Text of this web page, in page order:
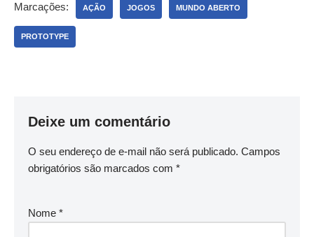
Marcações: AÇÃO JOGOS MUNDO ABERTO
PROTOTYPE
Deixe um comentário
O seu endereço de e-mail não será publicado. Campos
obrigatórios são marcados com *
Nome *